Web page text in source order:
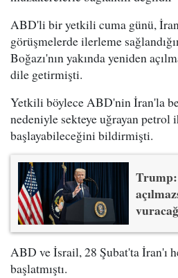
ABD'li bir yetkili cuma günü,
görüşmelerde ilerleme
Boğazı'nın yakında yeniden
dile getirmişti.
Yetkili böylece ABD'nin İran'la
nedeniyle sekteye uğrayan petrol
başlayabileceğini bildirmişti.
Trump:
ABD ve İsrail, 28 Şubat'ta İran'ı
başlatmıştı.